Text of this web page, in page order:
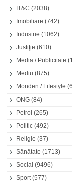
IT&C (2038)
Imobiliare (742)
Industrie (1062)
Justiţie (610)
Media / Publicitate
Mediu (875)
Monden / Lifestyle
ONG (84)
Petrol (265)
Politic (492)
Religie (37)
Sănătate (1713)
Social (9496)
Sport(577)